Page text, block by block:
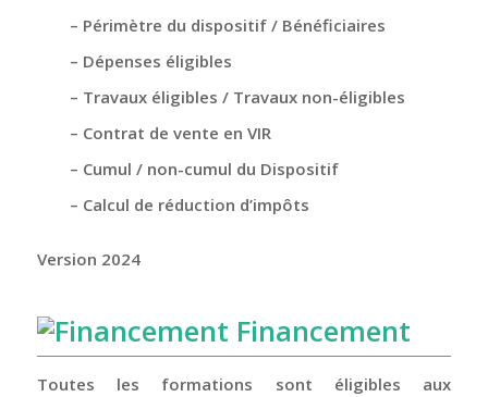
– Périmètre du dispositif / Bénéficiaires
– Dépenses éligibles
– Travaux éligibles / Travaux non-éligibles
– Contrat de vente en VIR
– Cumul / non-cumul du Dispositif
– Calcul de réduction d’impôts
Version 2024
Financement
Toutes les formations sont éligibles aux